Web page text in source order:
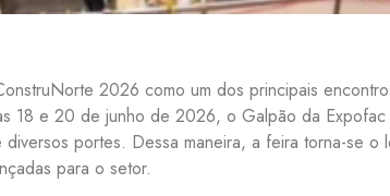
2026 como um dos principais
18 e 20 de junho de 2026, o Galpão da
portes. Dessa maneira, a feira torna-se o
para o setor.